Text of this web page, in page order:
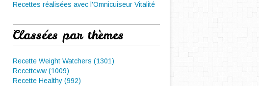
Recettes réalisées avec l'Omnicuiseur Vitalité
Classées par thèmes
Recette Weight Watchers (1301)
Recetteww (1009)
Recette Healthy (992)